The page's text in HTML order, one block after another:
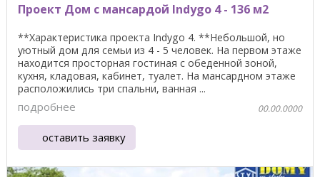
Проект Дом с мансардой Indygo 4 - 136 м2
**Характеристика проекта Indygo 4. **Небольшой, но
уютный дом для семьи из 4 - 5 человек. На первом этаже
находится просторная гостиная с обеденной зоной,
кухня, кладовая, кабинет, туалет. На мансардном этаже
расположились три спальни, ванная ...
подробнее 00.00.0000
оставить заявку